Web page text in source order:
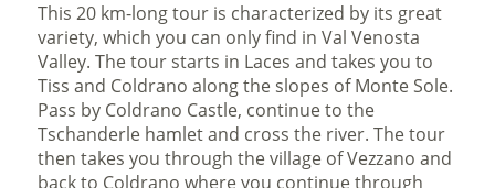
This 20 km-long tour is characterized by its great
variety, which you can only find in Val Venosta
Valley. The tour starts in Laces and takes you to
Tiss and Coldrano along the slopes of Monte Sole.
Pass by Coldrano Castle, continue to the
Tschanderle hamlet and cross the river. The tour
then takes you through the village of Vezzano and
back to Coldrano where you continue through